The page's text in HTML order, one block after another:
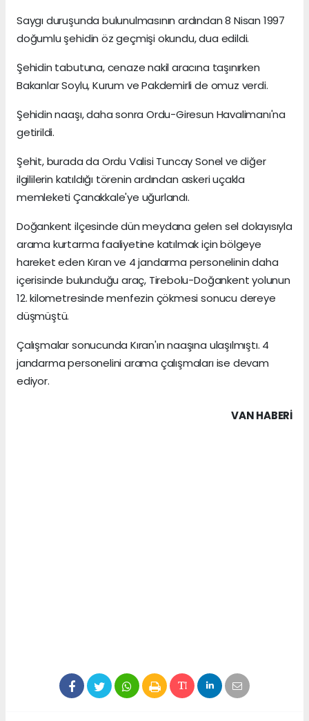
Saygı duruşunda bulunulmasının ardından 8 Nisan 1997
doğumlu şehidin öz geçmişi okundu, dua edildi.
Şehidin tabutuna, cenaze nakil aracına taşınırken
Bakanlar Soylu, Kurum ve Pakdemirli de omuz verdi.
Şehidin naaşı, daha sonra Ordu-Giresun Havalimanı'na
getirildi.
Şehit, burada da Ordu Valisi Tuncay Sonel ve diğer
ilgililerin katıldığı törenin ardından askeri uçakla
memleketi Çanakkale'ye uğurlandı.
Doğankent ilçesinde dün meydana gelen sel dolayısıyla
arama kurtarma faaliyetine katılmak için bölgeye
hareket eden Kıran ve 4 jandarma personelinin daha
içerisinde bulunduğu araç, Tirebolu-Doğankent yolunun
12. kilometresinde menfezin çökmesi sonucu dereye
düşmüştü.
Çalışmalar sonucunda Kıran'ın naaşına ulaşılmıştı. 4
jandarma personelini arama çalışmaları ise devam
ediyor.
VAN HABERİ